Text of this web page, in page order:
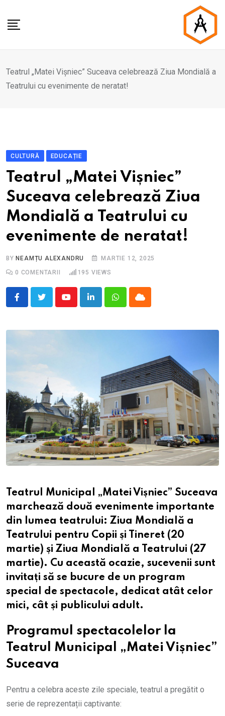
Teatrul „Matei Vișniec” Suceava celebrează Ziua Mondială a
Teatrului cu evenimente de neratat!
CULTURĂ EDUCAȚIE
Teatrul „Matei Vișniec”
Suceava celebrează Ziua
Mondială a Teatrului cu
evenimente de neratat!
BY NEAMȚU ALEXANDRU
MARTIE 12, 2025
0 COMENTARII 195 VIEWS
YoutubeLinkedInWhatsappCloud
Teatrul Municipal „Matei Vișniec” Suceava
marchează două evenimente importante
din lumea teatrului: Ziua Mondială a
Teatrului pentru Copii și Tineret (20
martie) și Ziua Mondială a Teatrului (27
martie). Cu această ocazie, sucevenii sunt
invitați să se bucure de un program
special de spectacole, dedicat atât celor
mici, cât și publicului adult.
Programul spectacolelor la
Teatrul Municipal „Matei Vișniec”
Suceava
Pentru a celebra aceste zile speciale, teatrul a pregătit o
serie de reprezentații captivante: